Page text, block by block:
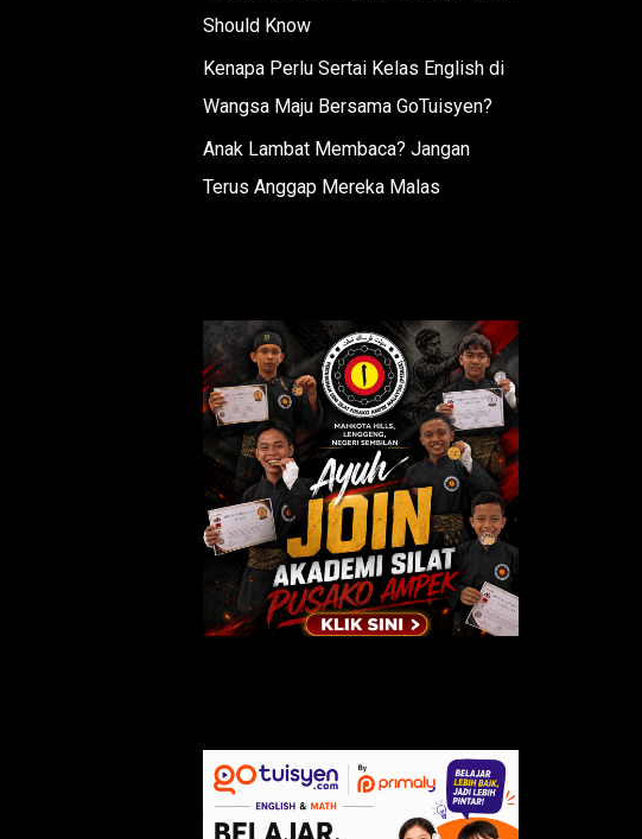
Should Know
Kenapa Perlu Sertai Kelas English di
Wangsa Maju Bersama GoTuisyen?
Anak Lambat Membaca? Jangan
Terus Anggap Mereka Malas